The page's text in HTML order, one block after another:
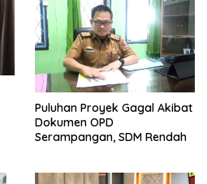
Puluhan Proyek Gagal Akibat
Dokumen OPD
Serampangan, SDM Rendah